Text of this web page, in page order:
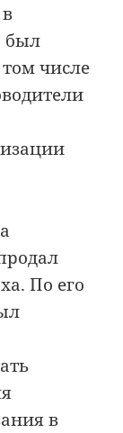
был
числе
По его
в